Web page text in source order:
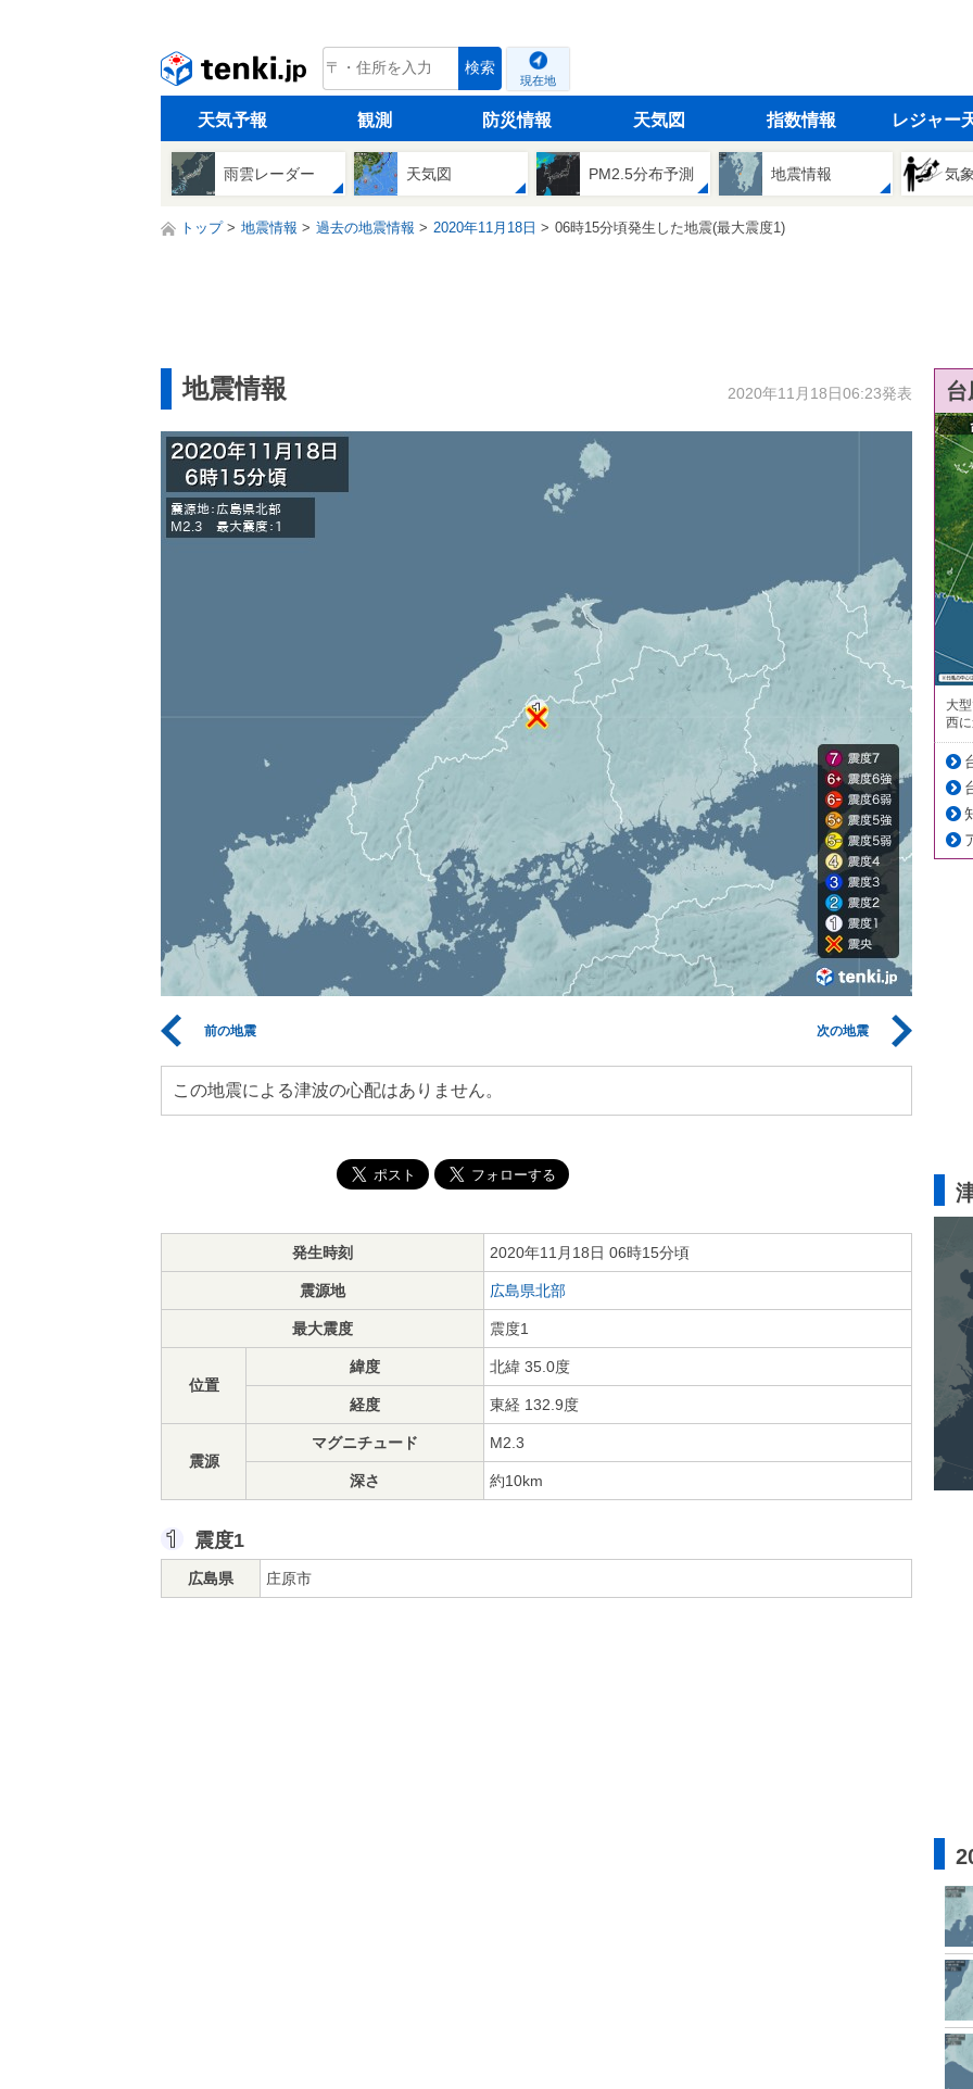
tenki.jp 検索
現在地
天気予報 観測 防災情報 天気図 指数情報 レジャー
雨雲レーダー 天気図 PM2.5分布予測 地震情報 気
トップ 地震情報 過去の地震情報 2020年11月18日 06時15分頃発生した地震(最大震度1)
地震情報 2020年11月18日06:23発表
前の地震 次の地震
この地震による津波の心配はありません。
発生時刻 2020年11月18日 06時15分頃
震源地 広島県北部
最大震度 震度1
位置
緯度 北緯 35.0度
経度 東経 132.9度
震源
マグニチュード M2.3
深さ 約10km
震度1
広島県 庄原市
大
西